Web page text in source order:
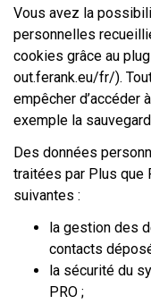
Vous avez la
personnelles
cookies grâce au
out.ferank.eu/fr/).
empêcher d’accéder
exemple la
Des données
traitées par Plus que
suivantes :
la gestion des
contacts
la sécurité du
PRO ;